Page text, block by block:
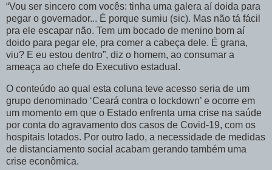
“Vou ser sincero com vocês: tinha uma galera aí doida para
pegar o governador... É porque sumiu (sic). Mas não tá fácil
pra ele escapar não. Tem um bocado de menino bom aí
doido para pegar ele, pra comer a cabeça dele. É grana,
viu? E eu estou dentro”, diz o homem, ao consumar a
ameaça ao chefe do Executivo estadual.
O conteúdo ao qual esta coluna teve acesso seria de um
grupo denominado ‘Ceará contra o lockdown’ e ocorre em
um momento em que o Estado enfrenta uma crise na saúde
por conta do agravamento dos casos de Covid-19, com os
hospitais lotados. Por outro lado, a necessidade de medidas
de distanciamento social acabam gerando também uma
crise econômica.